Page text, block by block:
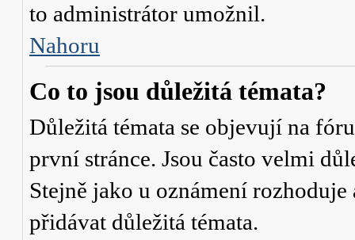
to administrátor umožnil.
Nahoru
Co to jsou důležitá témata?
Důležitá témata se objevují na
první stránce. Jsou často velmi
Stejně jako u oznámení
přidávat důležitá témata.